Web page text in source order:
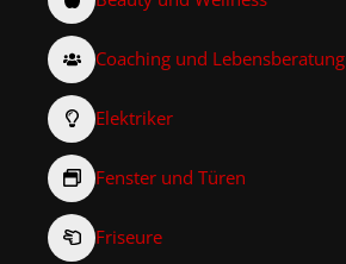
Coaching und Lebensberatung
Elektriker
Fenster und Türen
Friseure